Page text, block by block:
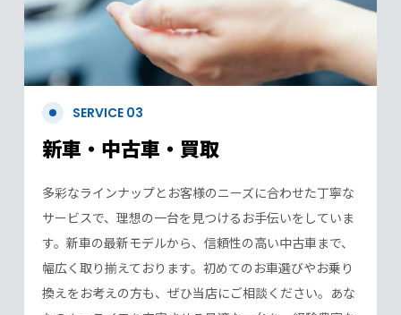
SERVICE 03
新車・中古車・買取
多彩なラインナップとお客様のニーズに合わせた丁寧な
サービスで、理想の一台を見つけるお手伝いをしていま
す。新車の最新モデルから、信頼性の高い中古車まで、
幅広く取り揃えております。初めてのお車選びやお乗り
換えをお考えの方も、ぜひ当店にご相談ください。あな